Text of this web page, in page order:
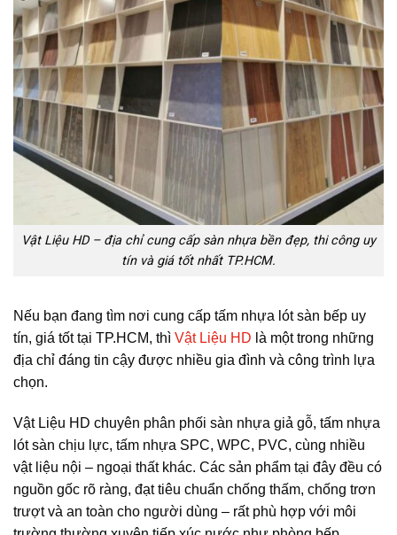
Vật Liệu HD – địa chỉ cung cấp sàn nhựa bền đẹp, thi công uy
tín và giá tốt nhất TP.HCM.
Nếu bạn đang tìm nơi cung cấp tấm nhựa lót sàn bếp uy
tín, giá tốt tại TP.HCM, thì Vật Liệu HD là một trong những
địa chỉ đáng tin cậy được nhiều gia đình và công trình lựa
chọn.
Vật Liệu HD chuyên phân phối sàn nhựa giả gỗ, tấm nhựa
lót sàn chịu lực, tấm nhựa SPC, WPC, PVC, cùng nhiều
vật liệu nội – ngoại thất khác. Các sản phẩm tại đây đều có
nguồn gốc rõ ràng, đạt tiêu chuẩn chống thấm, chống trơn
trượt và an toàn cho người dùng – rất phù hợp với môi